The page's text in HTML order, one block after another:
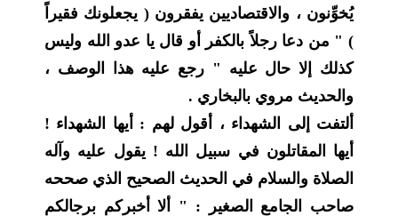
يُخوِّنون ، والاقتصاديين يفقرون ( يجعلونك فقيراً
) " من دعا رجلاً بالكفر أو قال يا عدو الله وليس
كذلك إلا حال عليه " رجع عليه هذا الوصف ،
والحديث مروي بالبخاري .
ألتفت إلى الشهداء ، أقول لهم : أيها الشهداء !
أيها المقاتلون في سبيل الله ! يقول عليه وآله
الصلاة والسلام في الحديث الصحيح الذي صححه
صاحب الجامع الصغير : " ألا أخبركم برجالكم